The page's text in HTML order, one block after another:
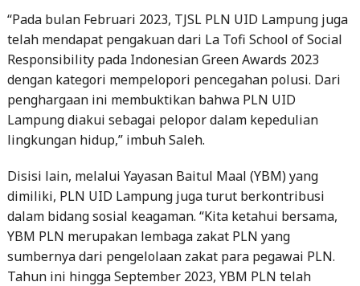
“Pada bulan Februari 2023, TJSL PLN UID Lampung juga
telah mendapat pengakuan dari La Tofi School of Social
Responsibility pada Indonesian Green Awards 2023
dengan kategori mempelopori pencegahan polusi. Dari
penghargaan ini membuktikan bahwa PLN UID
Lampung diakui sebagai pelopor dalam kepedulian
lingkungan hidup,” imbuh Saleh.
Disisi lain, melalui Yayasan Baitul Maal (YBM) yang
dimiliki, PLN UID Lampung juga turut berkontribusi
dalam bidang sosial keagaman. “Kita ketahui bersama,
YBM PLN merupakan lembaga zakat PLN yang
sumbernya dari pengelolaan zakat para pegawai PLN.
Tahun ini hingga September 2023, YBM PLN telah